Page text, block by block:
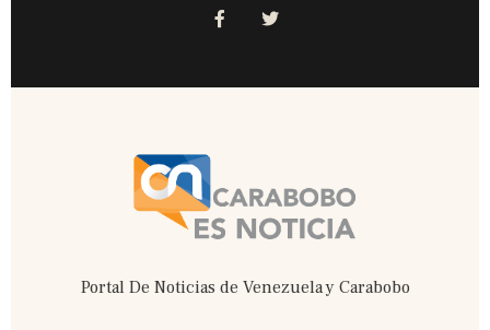
F
a
b
T
w
t
Portal De Noticias de Venezuela y Carabobo